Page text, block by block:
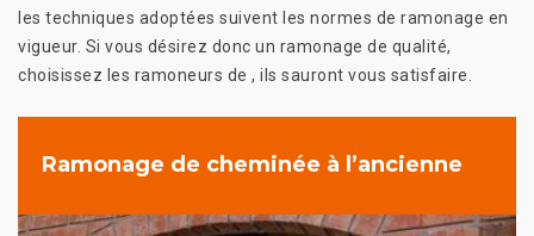
les techniques adoptées suivent les normes de ramonage en
vigueur. Si vous désirez donc un ramonage de qualité,
choisissez les ramoneurs de , ils sauront vous satisfaire.
Ramonage de cheminée à l’ancienne